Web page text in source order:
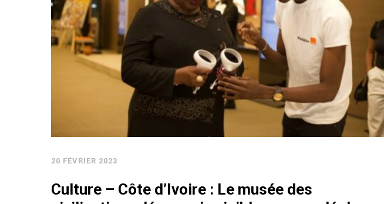
20 FÉVRIER 2023
Culture – Côte d’Ivoire : Le musée des